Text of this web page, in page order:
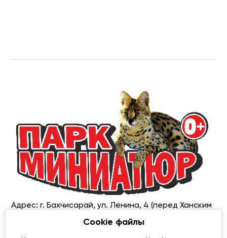
Адрес: г. Бахчисарай, ул. Ленина, 4 (перед Ханским
Телефон: +7 978 000 0745 (с 9:00 до 19:00)
Cookie файлы